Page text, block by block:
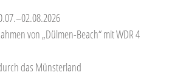
von „Dülmen-Beach“ mit WDR 4
das Münsterland